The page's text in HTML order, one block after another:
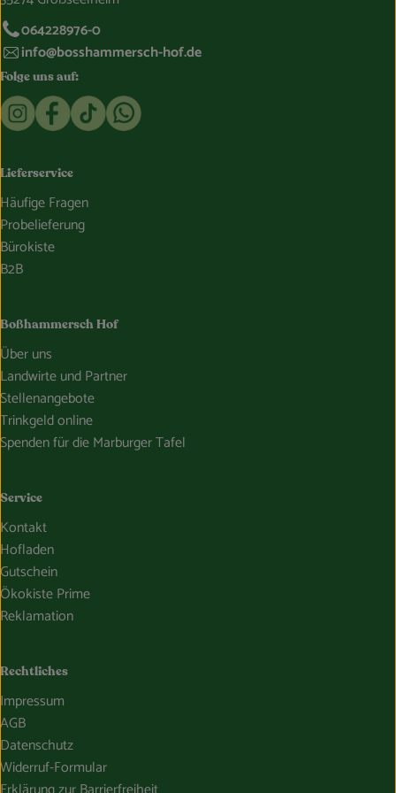
064228976-0
info@bosshammersch-hof.de
Folge uns auf:
Externer Link zu https://www.instagram.com/
Externer Link zu https://www.facebook.com/
Externer Link zu https://www.tiktok.com/
Externer Link zu https://whatsapp.com/
Lieferservice
Häufige Fragen
Probelieferung
Bürokiste
B2B
Boßhammersch Hof
Über uns
Landwirte und Partner
Stellenangebote
Trinkgeld online
Spenden für die Marburger Tafel
Service
Kontakt
Hofladen
Gutschein
Ökokiste Prime
Reklamation
Rechtliches
Impressum
AGB
Datenschutz
Widerruf-Formular